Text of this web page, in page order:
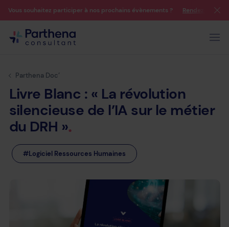
Vous souhaitez participer à nos prochains évènements ? Rendez-vous
Parthena Doc’
Livre Blanc : « La révolution
silencieuse de l’IA sur le métier
du DRH »
#Logiciel Ressources Humaines